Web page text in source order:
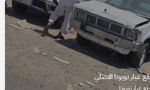
غيار تويوتا الاصلي